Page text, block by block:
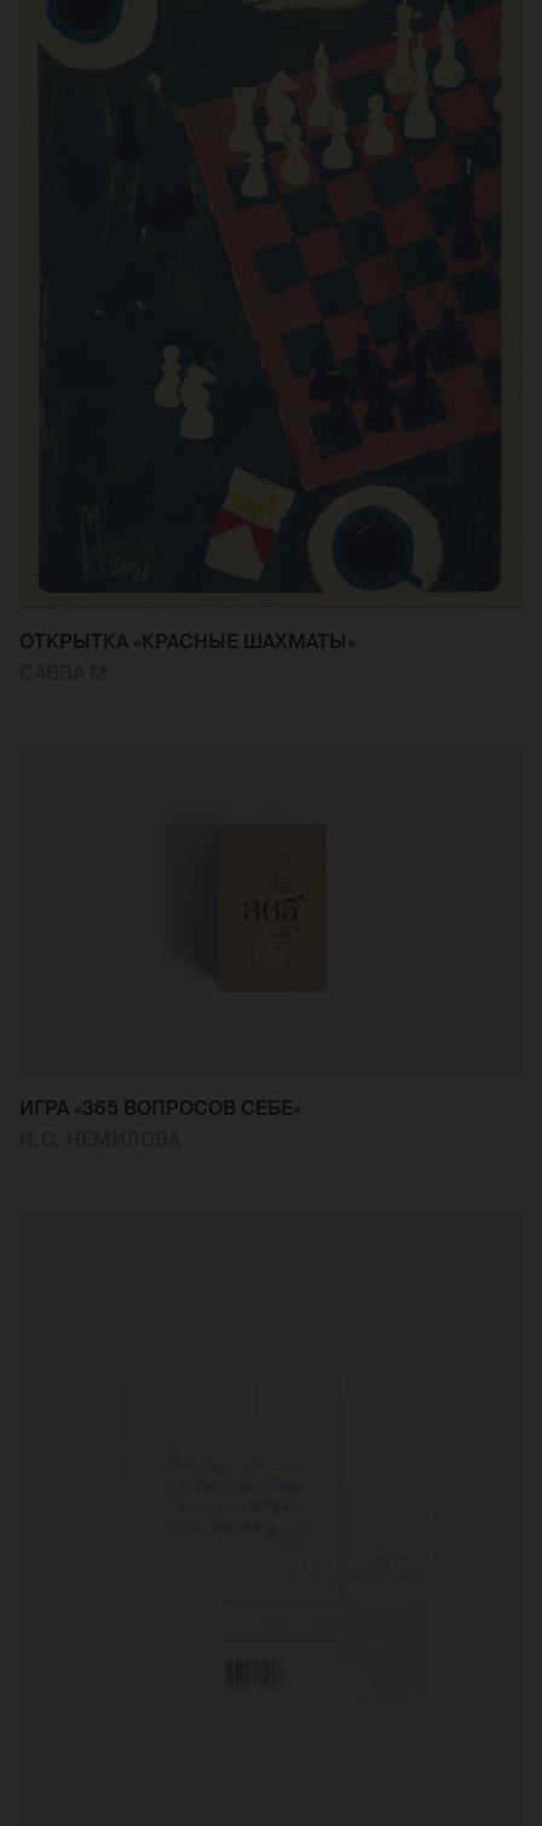
ОТКРЫТКА «КРАСНЫЕ ШАХМАТЫ»
ИГРА «365 ВОПРОСОВ СЕБЕ»